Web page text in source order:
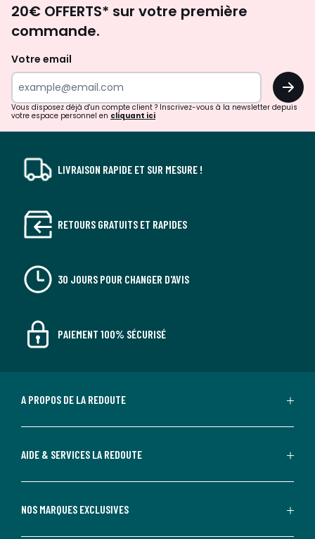
d'inspirations
surprises?
20€ OFFERTS* sur votre première
commande.
Votre email
OK
Vous disposez déjà d'un compte client ? Inscrivez-vous à la newsletter depuis
votre espace personnel en cliquant ici
LIVRAISON RAPIDE ET SUR MESURE !
RETOURS GRATUITS ET RAPIDES
30 JOURS POUR CHANGER D'AVIS
PAIEMENT 100% SÉCURISÉ
A PROPOS DE LA REDOUTE
AIDE & SERVICES LA REDOUTE
NOS MARQUES EXCLUSIVES